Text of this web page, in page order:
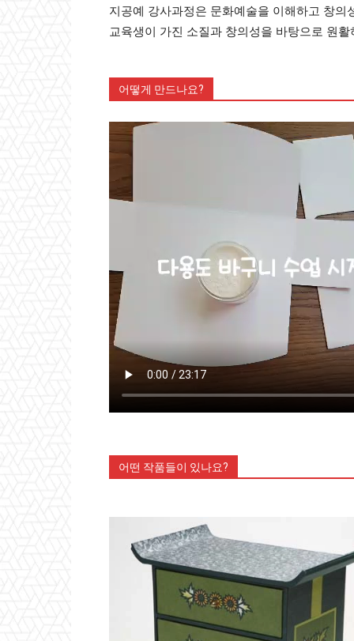
지공예 강사과정은 문화예술을 이해하고 창
교육생이 가진 소질과 창의성을 바탕으로 원
어떻게 만드나요?
어떤 작품들이 있나요?